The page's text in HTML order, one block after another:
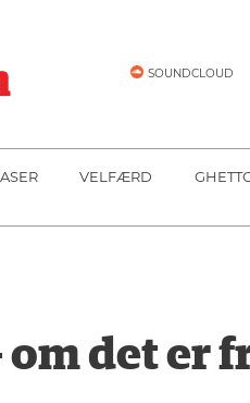
SOUNDCLOUD
VELFÆRD
det er